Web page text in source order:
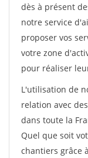
dès à présent
notre service
proposer vos
votre zone
pour réaliser
L'utilisation de
relation avec
dans toute la
Quel que soit
chantiers grâce à